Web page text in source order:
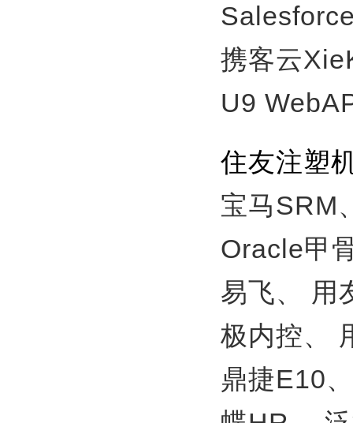
携客云
U9
住友注塑
宝马SRM
Oracle甲
易飞、
用
极内控、
鼎捷E10、